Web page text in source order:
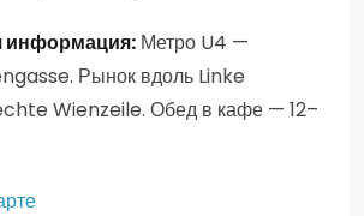
информация: Метро U4 —
Рынок вдоль Linke
Wienzeile. Обед в кафе — 12–